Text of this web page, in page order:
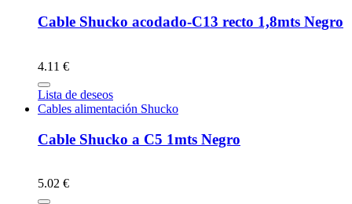
Cable Shucko acodado-C13 recto 1,8mts Negro
4.11 €
Lista de deseos
Cables alimentación Shucko
Cable Shucko a C5 1mts Negro
5.02 €